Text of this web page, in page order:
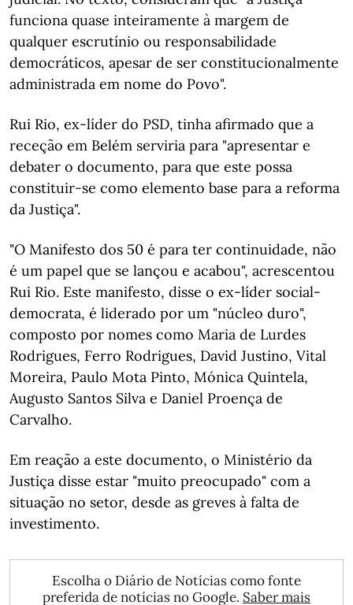
funciona quase inteiramente à margem de
qualquer escrutínio ou responsabilidade
democráticos, apesar de ser constitucionalmente
administrada em nome do Povo".
Rui Rio, ex-líder do PSD, tinha afirmado que a
receção em Belém serviria para "apresentar e
debater o documento, para que este possa
constituir-se como elemento base para a reforma
da Justiça".
"O Manifesto dos 50 é para ter continuidade, não
é um papel que se lançou e acabou", acrescentou
Rui Rio. Este manifesto, disse o ex-líder social-
democrata, é liderado por um "núcleo duro",
composto por nomes como Maria de Lurdes
Rodrigues, Ferro Rodrigues, David Justino, Vital
Moreira, Paulo Mota Pinto, Mónica Quintela,
Augusto Santos Silva e Daniel Proença de
Carvalho.
Em reação a este documento, o Ministério da
Justiça disse estar "muito preocupado" com a
situação no setor, desde as greves à falta de
investimento.
Escolha o Diário de Notícias como fonte
preferida de notícias no Google. Saber mais